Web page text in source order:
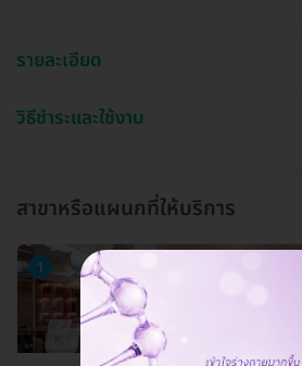
รายละเอียด
วิธีชำระและใช้งาน
สาขาหรือแผนกที่ให้บริการ
1